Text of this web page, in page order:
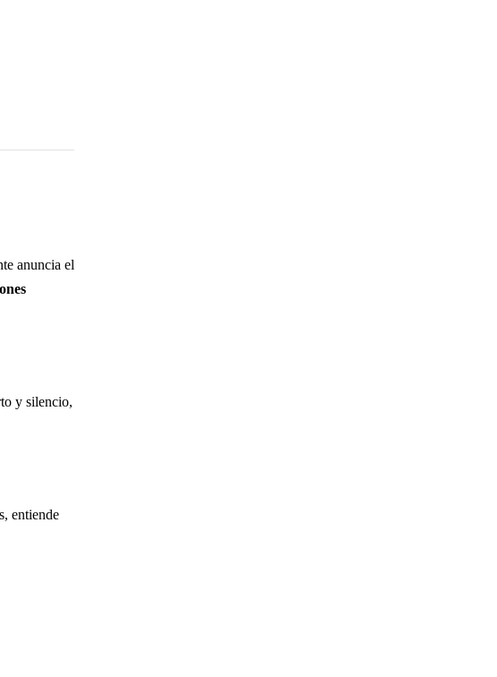
anuncia el
y silencio,
entiende